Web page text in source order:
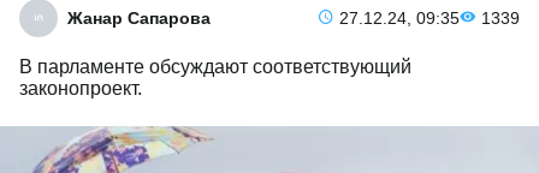
Жанар Сапарова 27.12.24, 09:35 1339
В парламенте обсуждают соответствующий
законопроект.